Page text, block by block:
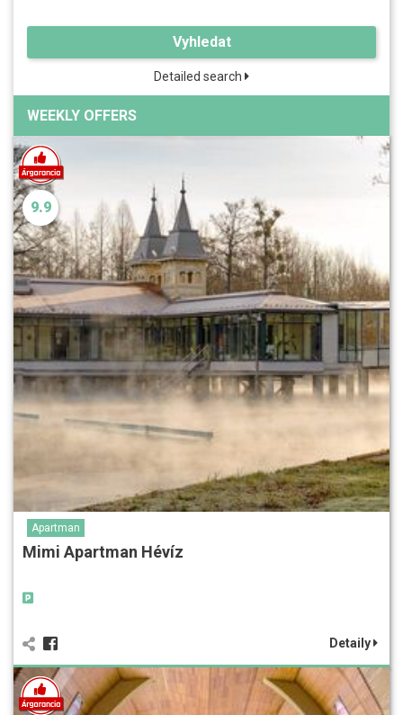
Vyhledat
Detailed search
WEEKLY OFFERS
9.9
Apartman
Mimi Apartman Hévíz
Detaily